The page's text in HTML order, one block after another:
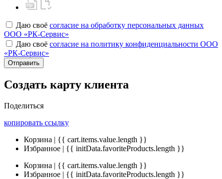
Даю своё согласие на обработку персональных данных
ООО «РК-Сервис»
Даю своё согласие на политику конфиденциальности ООО
«РК-Сервис»
Отправить
Создать карту клиента
Поделиться
копировать ссылку
Корзина | {{ cart.items.value.length }}
Избранное | {{ initData.favoriteProducts.length }}
Корзина | {{ cart.items.value.length }}
Избранное | {{ initData.favoriteProducts.length }}